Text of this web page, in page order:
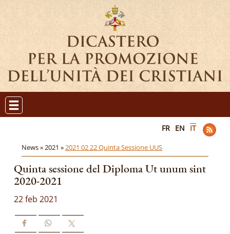
FR EN IT
News »2021 »2021 02 22 Quinta Sessione UUS
Quinta sessione del Diploma Ut unum sint
2020-2021
22 feb 2021